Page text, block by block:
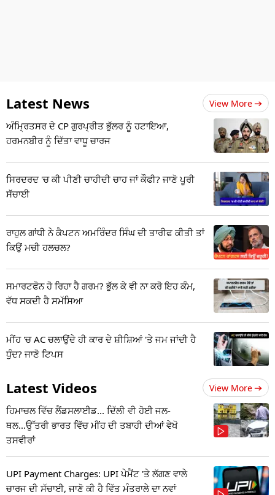
Latest News View More
ਅੰਮ੍ਰਿਤਸਰ ਦੇ CP ਗੁਰਪ੍ਰੀਤ ਭੁੱਲਰ ਨੂੰ ਹਟਾਇਆ,
ਹਰਮਨਬੀਰ ਨੂੰ ਦਿੱਤਾ ਵਾਧੂ ਚਾਰਜ
ਸਿਰਦਰਦ 'ਚ ਕੀ ਪੀਣੀ ਚਾਹੀਦੀ ਚਾਹ ਜਾਂ ਕੌਫੀ? ਜਾਣੋ ਪੂਰੀ
ਸੱਚਾਈ
ਰਾਹੁਲ ਗਾਂਧੀ ਨੇ ਕੈਪਟਨ ਅਮਰਿੰਦਰ ਸਿੰਘ ਦੀ ਤਾਰੀਫ ਕੀਤੀ ਤਾਂ
ਕਿਉਂ ਮਚੀ ਹਲਚਲ?
ਸਮਾਰਟਫੋਨ ਹੋ ਰਿਹਾ ਹੈ ਗਰਮ? ਭੁੱਲ ਕੇ ਵੀ ਨਾ ਕਰੋ ਇਹ ਕੰਮ,
ਵੱਧ ਸਕਦੀ ਹੈ ਸਮੱਸਿਆ
ਮੀਂਹ 'ਚ AC ਚਲਾਉਂਦੇ ਹੀ ਕਾਰ ਦੇ ਸ਼ੀਸ਼ਿਆਂ 'ਤੇ ਜਮ ਜਾਂਦੀ ਹੈ
ਧੁੰਦ? ਜਾਣੋ ਟਿਪਸ
Latest Videos View More
ਹਿਮਾਚਲ ਵਿੱਚ ਲੈਂਡਸਲਾਈਡ... ਦਿੱਲੀ ਵੀ ਹੋਈ ਜਲ-
ਥਲ...ਉੱਤਰੀ ਭਾਰਤ ਵਿੱਚ ਮੀਂਹ ਦੀ ਤਬਾਹੀ ਦੀਆਂ ਵੇਖੋ
ਤਸਵੀਰਾਂ
UPI Payment Charges: UPI ਪੇਮੈਂਟ 'ਤੇ ਲੱਗਣ ਵਾਲੇ
ਚਾਰਜ ਦੀ ਸੱਚਾਈ, ਜਾਣੋ ਕੀ ਹੈ ਵਿੱਤ ਮੰਤਰਾਲੇ ਦਾ ਨਵਾਂ